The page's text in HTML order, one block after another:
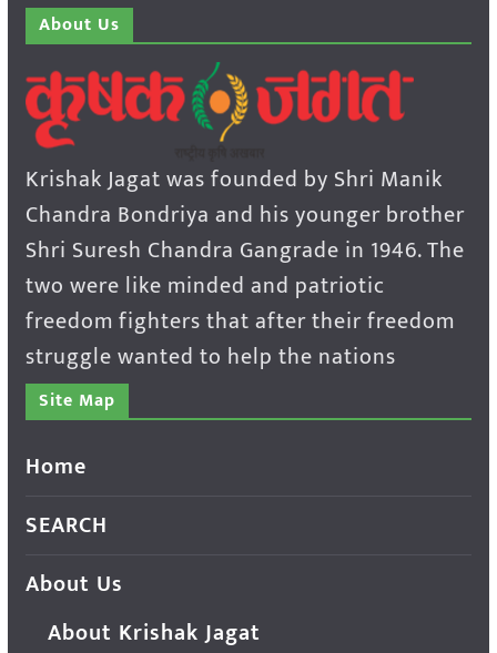
About Us
Krishak Jagat was founded by Shri Manik
Chandra Bondriya and his younger brother
Shri Suresh Chandra Gangrade in 1946. The
two were like minded and patriotic
freedom fighters that after their freedom
struggle wanted to help the nations
Site Map
Home
SEARCH
About Us
About Krishak Jagat